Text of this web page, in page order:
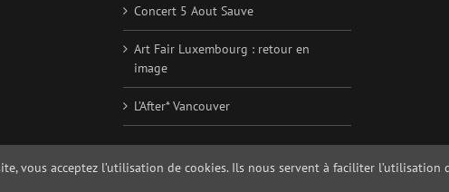
Concert 5 Aout Sauve
Art Fair Luxembourg : retour en
image
L’After* Vancouver
vous acceptez l’utilisation de cookies. Ils nous servent à faciliter l’utilisation